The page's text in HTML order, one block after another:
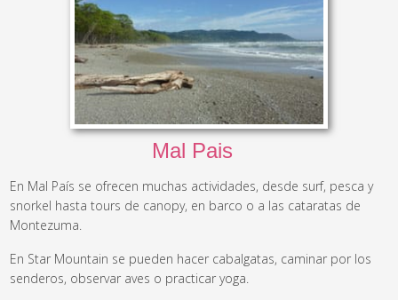
Mal Pais
En Mal País se ofrecen muchas actividades, desde surf, pesca y
snorkel hasta tours de canopy, en barco o a las cataratas de
Montezuma.
En Star Mountain se pueden hacer cabalgatas, caminar por los
senderos, observar aves o practicar yoga.